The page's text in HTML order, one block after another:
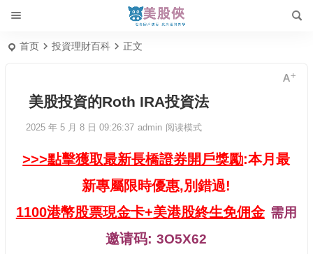
首页 投資理財百科 正文
美股投資的Roth IRA投資法
2025 年 5 月 8 日 09:26:37 admin 阅读模式
>>>點擊獲取最新長橋證券開戶獎勵:本月最
新專屬限時優惠,別錯過!
1100港幣股票現金卡+美港股終生免佣金 需用
邀请码:3O5X62